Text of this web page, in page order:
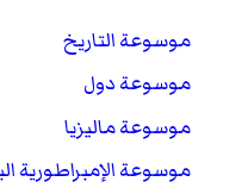
موسوعة التاريخ
موسوعة دول
موسوعة ماليزيا
موسوعة الإمبراطورية